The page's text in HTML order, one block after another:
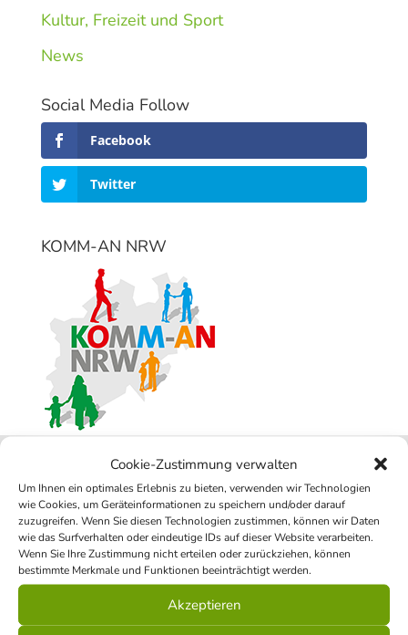
Cookie-Zustimmung verwalten
Um Ihnen ein optimales Erlebnis zu bieten, verwenden wir Technologien
wie Cookies, um Geräteinformationen zu speichern und/oder darauf
zuzugreifen. Wenn Sie diesen Technologien zustimmen, können wir Daten
wie das Surfverhalten oder eindeutige IDs auf dieser Website verarbeiten.
Wenn Sie Ihre Zustimmung nicht erteilen oder zurückziehen, können
bestimmte Merkmale und Funktionen beeinträchtigt werden.
Akzeptieren
Kultur, Freizeit und Sport
News
Social Media Follow
Facebook
Twitter
KOMM-AN NRW
Integrationspreis 2016 für OeFH